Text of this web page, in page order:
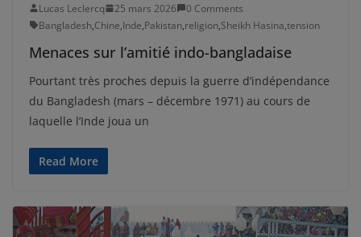
Lucas Leclercq 25 mars 2026
0 Comments
Bangladesh,Chine,Inde,Pakistan,religion,Sheikh Hasina,tension
Menaces sur l’amitié indo-bangladaise
Pourtant très proches depuis la guerre d’indépendance
du Bangladesh (mars – décembre 1971) au cours de
laquelle l’Inde joua un
Read More